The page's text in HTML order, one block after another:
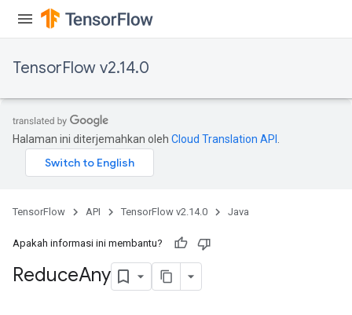
TensorFlow v2.14.0
Halaman ini diterjemahkan oleh Cloud Translation API
TensorFlow API TensorFlow v2.14.0 Java
Apakah informasi ini membantu?
ReduceAny